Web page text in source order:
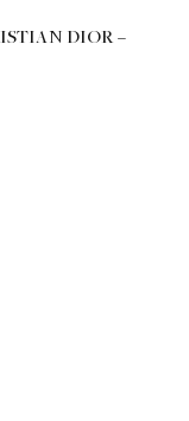
DIOR –